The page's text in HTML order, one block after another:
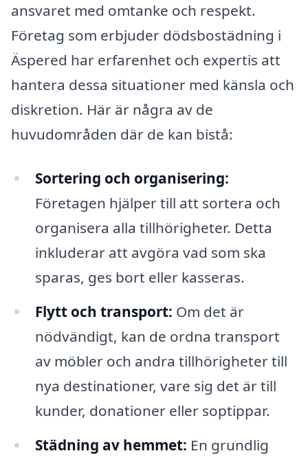
ansvaret med omtanke och respekt.
Företag som erbjuder dödsbostädning i
Äspered har erfarenhet och expertis att
hantera dessa situationer med känsla och
diskretion. Här är några av de
huvudområden där de kan bistå:
Sortering och organisering:
Företagen hjälper till att sortera och
organisera alla tillhörigheter. Detta
inkluderar att avgöra vad som ska
sparas, ges bort eller kasseras.
Flytt och transport: Om det är
nödvändigt, kan de ordna transport
av möbler och andra tillhörigheter till
nya destinationer, vare sig det är till
kunder, donationer eller soptippar.
Städning av hemmet: En grundlig